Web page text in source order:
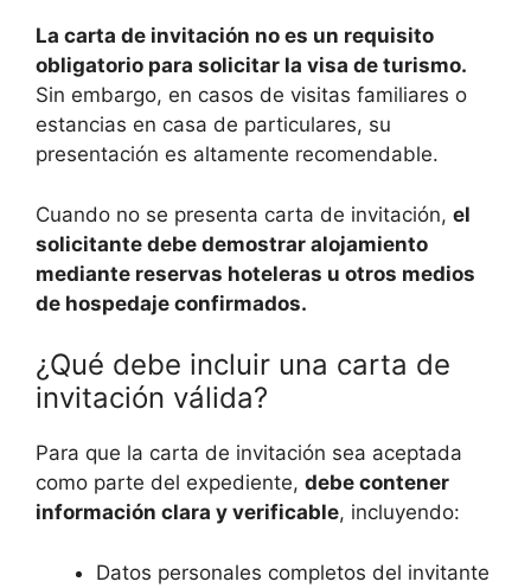
La carta de invitación no es un requisito
obligatorio para solicitar la visa de turismo.
Sin embargo, en casos de visitas familiares o
estancias en casa de particulares, su
presentación es altamente recomendable.
Cuando no se presenta carta de invitación, el
solicitante debe demostrar alojamiento
mediante reservas hoteleras u otros medios
de hospedaje confirmados.
¿Qué debe incluir una carta de
invitación válida?
Para que la carta de invitación sea aceptada
como parte del expediente, debe contener
información clara y verificable, incluyendo:
Datos personales completos del invitante